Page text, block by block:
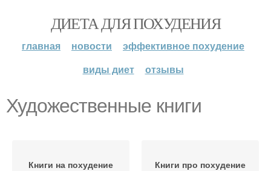
ДИЕТА ДЛЯ ПОХУДЕНИЯ
главная новости
эффективное похудение
виды диет
отзывы
Художественные книги
Книги на похудение Книги про похудение